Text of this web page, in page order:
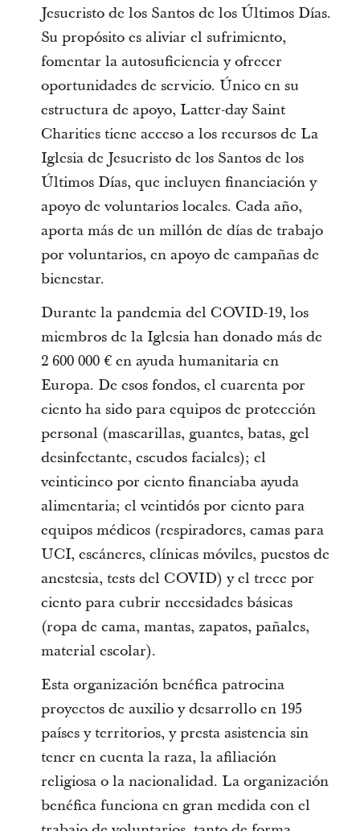
Jesucristo de los Santos de los Últimos Días.
Su propósito es aliviar el sufrimiento,
fomentar la autosuficiencia y ofrecer
oportunidades de servicio. Único en su
estructura de apoyo, Latter-day Saint
Charities tiene acceso a los recursos de La
Iglesia de Jesucristo de los Santos de los
Últimos Días, que incluyen financiación y
apoyo de voluntarios locales. Cada año,
aporta más de un millón de días de trabajo
por voluntarios, en apoyo de campañas de
bienestar.
Durante la pandemia del COVID-19, los
miembros de la Iglesia han donado más de
2 600 000 € en ayuda humanitaria en
Europa. De esos fondos, el cuarenta por
ciento ha sido para equipos de protección
personal (mascarillas, guantes, batas, gel
desinfectante, escudos faciales); el
veinticinco por ciento financiaba ayuda
alimentaria; el veintidós por ciento para
equipos médicos (respiradores, camas para
UCI, escáneres, clínicas móviles, puestos de
anestesia, tests del COVID) y el trece por
ciento para cubrir necesidades básicas
(ropa de cama, mantas, zapatos, pañales,
material escolar).
Esta organización benéfica patrocina
proyectos de auxilio y desarrollo en 195
países y territorios, y presta asistencia sin
tener en cuenta la raza, la afiliación
religiosa o la nacionalidad. La organización
benéfica funciona en gran medida con el